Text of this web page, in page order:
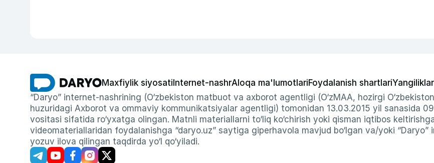
Maxfiylik siyosati Internet-nashrAloqa ma'lumotlariFoydalanish shartlari
“Daryo” internet-nashrining (O‘zbekiston matbuot va axborot agentligi (O‘zMAA, hozirgi
huzuridagi Axborot va ommaviy kommunikatsiyalar agentligi) tomonidan 13.03.2015 yil sanasida
vositasi sifatida ro‘yxatga olingan. Matnli materiallarni to‘liq ko‘chirish yoki qisman iqtibos
videomateriallaridan foydalanishga “daryo.uz” saytiga giperhavola mavjud bo‘lgan va/yoki
yozuv ilova qilingan taqdirda yo‘l qo‘yiladi.